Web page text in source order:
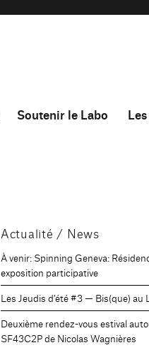
Soutenir le Labo
Actualité / News
À venir: Spinning Geneva:
exposition participative
Les Jeudis d’été #3 — Bis(que) au
Deuxième rendez-vous estival
SF43C2P de Nicolas Wagnières